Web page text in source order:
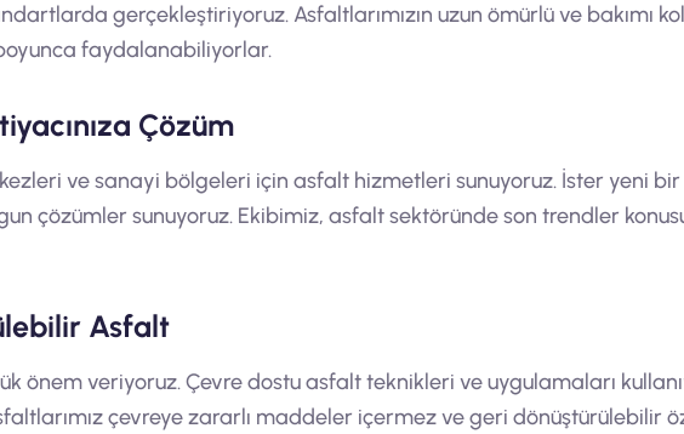
gerçekleştiriyoruz. Asfaltlarımızın uzun ömürlü ve bakımı
faydalanabiliyorlar.
Çözüm
ve sanayi bölgeleri için asfalt hizmetleri sunuyoruz. İster yeni
çözümler sunuyoruz. Ekibimiz, asfalt sektöründe son trendler
Asfalt
önem veriyoruz. Çevre dostu asfalt teknikleri ve uygulamaları
çevreye zararlı maddeler içermez ve geri dönüştürülebilir